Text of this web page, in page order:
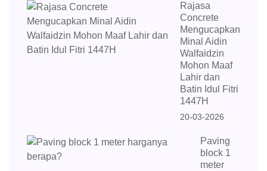
Rajasa
Concrete
Mengucapkan
Minal Aidin
Walfaidzin
Mohon Maaf
Lahir dan
Batin Idul Fitri
1447H
20-03-2026
Paving
block 1
meter